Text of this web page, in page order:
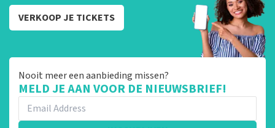
VERKOOP JE TICKETS
Nooit meer een aanbieding missen?
MELD JE AAN VOOR DE NIEUWSBRIEF!